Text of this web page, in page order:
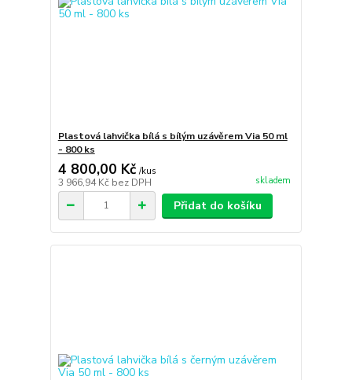
Plastová lahvička bílá s bílým uzávěrem Via 50 ml
- 800 ks
4 800,00 Kč /kus
3 966,94 Kč bez DPH skladem
Přidat do košíku